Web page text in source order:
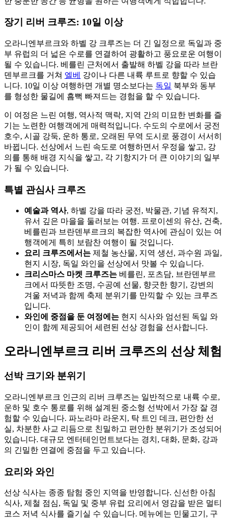
장기 리버 크루즈: 10일 이상
오라니엔부르크와 하벨 강 크루즈는 더 긴 일정으로 독일과 중
부 유럽의 더 넓은 수로를 연결하여 광활하고 풍요로운 여행이
될 수 있습니다. 베를린 근처에서 출발해 하벨 강을 따라 브란
덴부르크를 거쳐 엘베 강이나 다른 내륙 루트로 향할 수 있습
니다. 10일 이상 여행하면 개별 명소보다는 독일 북부와 동부
를 형성한 물길에 흠뻑 빠져드는 경험을 할 수 있습니다.
이 여정은 느린 여행, 역사적 맥락, 지역 간의 미묘한 변화를 즐
기는 노련한 여행객에게 매력적입니다. 수도의 수로에서 궁전
호수, 시골 강둑, 운하 통로, 오래된 무역 도시로 풍경이 서서히
바뀝니다. 선상에서 느린 속도로 여행하면서 우정을 쌓고, 강
의를 통해 배경 지식을 쌓고, 각 기항지가 더 큰 이야기의 일부
가 될 수 있습니다.
특별 관심사 크루즈
예술과 역사, 하벨 강을 따라 궁전, 박물관, 기념 유적지,
유서 깊은 마을을 둘러보는 여행. 프로이센의 유산, 건축,
베를린과 브란덴부르크의 복잡한 역사에 관심이 있는 여
행객에게 특히 보람찬 여행이 될 것입니다.
요리 크루즈에서는 제철 농산물, 지역 생선, 과수원 과일,
현지 시장, 독일 와인을 선상에서 맛볼 수 있습니다.
크리스마스 마켓 크루즈는 베를린, 포츠담, 브란덴부르
크에서 따뜻한 조명, 수공예 선물, 향긋한 향기, 강변의
겨울 저녁과 함께 축제 분위기를 만끽할 수 있는 크루즈
입니다.
와인에 중점을 둔 여정에는 현지 식사와 엄선된 독일 와
인이 함께 제공되어 세련된 선상 경험을 선사합니다.
오라니엔부르크 리버 크루즈의 선상 체험
선박 크기와 분위기
오라니엔부르크 인근의 리버 크루즈는 일반적으로 내륙 수로,
운하 및 호수 통로를 위해 설계된 중소형 선박에서 가장 잘 경
험할 수 있습니다. 파노라마 라운지, 탁 트인 데크, 편안한 선
실, 차분한 사교 리듬으로 친밀하고 편안한 분위기가 조성되어
있습니다. 대규모 엔터테인먼트보다는 경치, 대화, 문화, 강과
의 긴밀한 연결에 중점을 두고 있습니다.
요리와 와인
선상 식사는 종종 탐험 중인 지역을 반영합니다. 신선한 아침
식사, 제철 점심, 독일 및 중부 유럽 요리에서 영감을 받은 멀티
코스 저녁 식사를 즐기실 수 있습니다. 메뉴에는 민물고기, 구